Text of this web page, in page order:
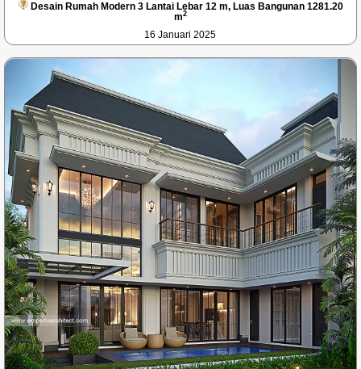
Desain Rumah Modern 3 Lantai Lebar 12 m, Luas Bangunan 1281.20
m2
16 Januari 2025